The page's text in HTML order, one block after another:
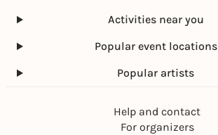
Activities near you
Popular event locations
Popular artists
Help and contact
For organizers